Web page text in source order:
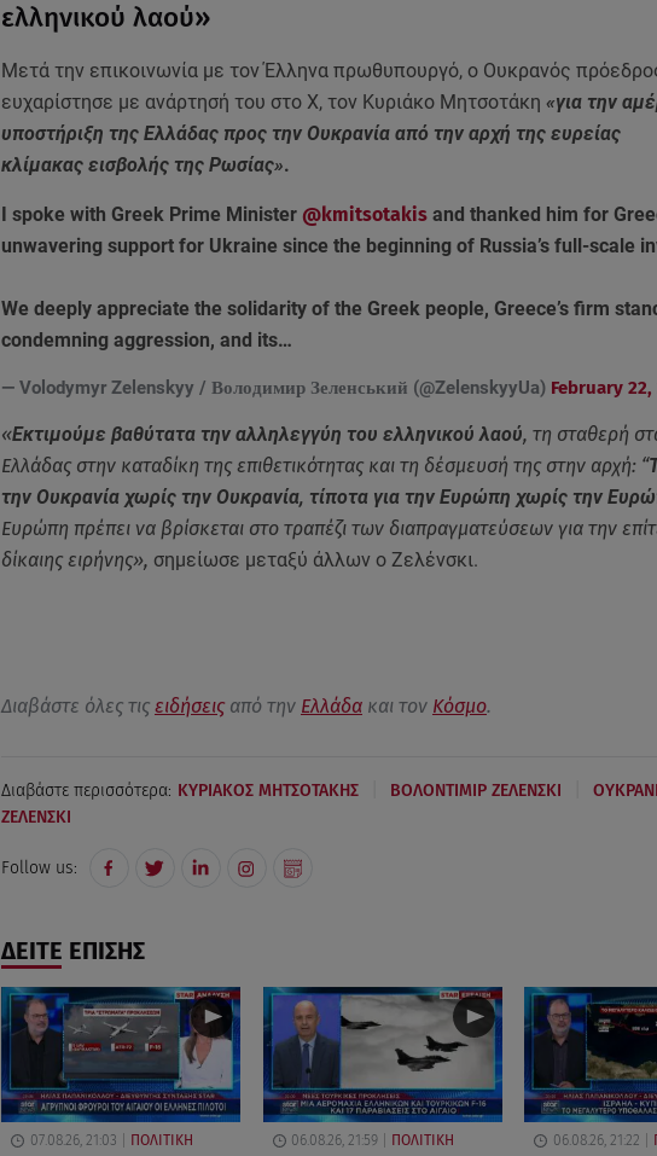
ελληνικού λαού»
Μετά την επικοινωνία με τον Έλληνα πρωθυπουργό, ο Ουκρανός
ευχαρίστησε με ανάρτησή του στο X, τον Κυριάκο Μητσοτάκη «για την
υποστήριξη της Ελλάδας προς την Ουκρανία από την αρχή της ευρείας
κλίμακας εισβολής της Ρωσίας».
I spoke with Greek Prime Minister @kmitsotakisand thanked him for
unwavering support for Ukraine since the beginning of Russia’s full-scale
We deeply appreciate the solidarity of the Greek people, Greece’s firm
condemning aggression, and its…
— Volodymyr Zelenskyy / Володимир Зеленський (@ZelenskyyUa) February 22,
«Εκτιμούμε βαθύτατα την αλληλεγγύη του ελληνικού λαού, τη σταθερή
Ελλάδας στην καταδίκη της επιθετικότητας και τη δέσμευσή της στην αρχή: “
την Ουκρανία χωρίς την Ουκρανία, τίποτα για την Ευρώπη χωρίς την
Ευρώπη πρέπει να βρίσκεται στο τραπέζι των διαπραγματεύσεων για την
δίκαιης ειρήνης», σημείωσε μεταξύ άλλων ο Ζελένσκι.
Διαβάστε όλες τις ειδήσειςαπό την Ελλάδακαι τον Κόσμο.
Διαβάστε περισσότερα: ΚΥΡΙΑΚΟΣ ΜΗΤΣΟΤΑΚΗΣ ΒΟΛΟΝΤΙΜΙΡ ΖΕΛΕΝΣΚΙ
ΖΕΛΕΝΣΚΙ
Follow us:
ΔΕΙΤΕ ΕΠΙΣΗΣ
07.08.26, 21:03 ΠΟΛΙΤΙΚΗ 06.08.26, 21:59 ΠΟΛΙΤΙΚΗ 06.08.26, 21:22